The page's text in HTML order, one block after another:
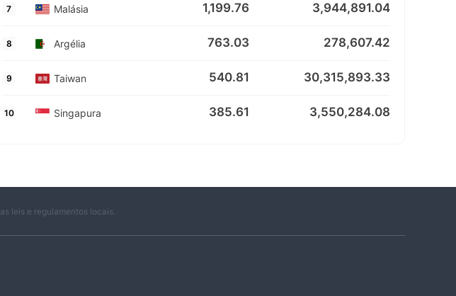
7 Malásia 1,199.76 3,944,891.04
8 Argélia 763.03 278,607.42
9 Taiwan 540.81 30,315,893.33
10 Singapura 385.61 3,550,284.08
leis e regulamentos locais.